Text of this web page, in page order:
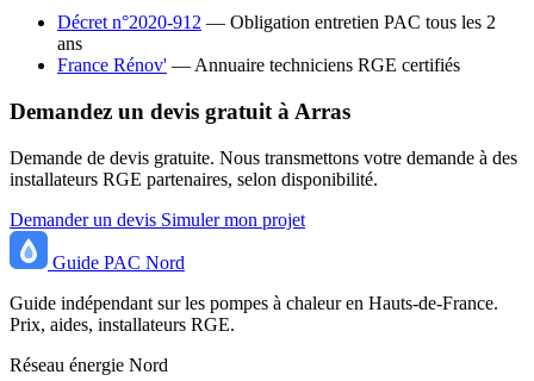
Décret n°2020-912 — Obligation entretien PAC tous les 2
ans
France Rénov' — Annuaire techniciens RGE certifiés
Demandez un devis gratuit à Arras
Demande de devis gratuite. Nous transmettons votre demande à des
installateurs RGE partenaires, selon disponibilité.
Demander un devis Simuler mon projet
Guide PAC Nord
Guide indépendant sur les pompes à chaleur en Hauts-de-France.
Prix, aides, installateurs RGE.
Réseau énergie Nord